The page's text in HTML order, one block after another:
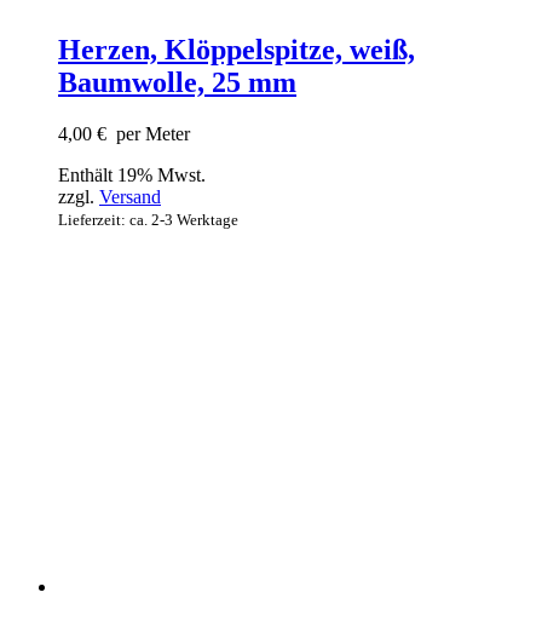
Herzen, Klöppelspitze, weiß,
Baumwolle, 25 mm
4,00 € per Meter
Enthält 19% Mwst.
zzgl. Versand
Lieferzeit: ca. 2-3 Werktage